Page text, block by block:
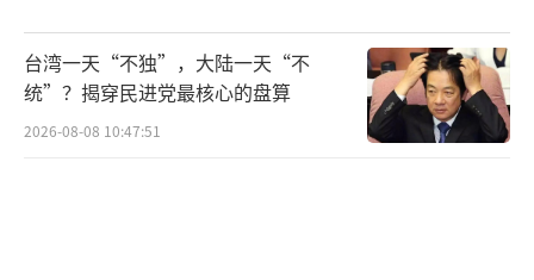
台湾一天“不独”，大陆一天“不
统”？揭穿民进党最核心的盘算
2026-08-08 10:47:51